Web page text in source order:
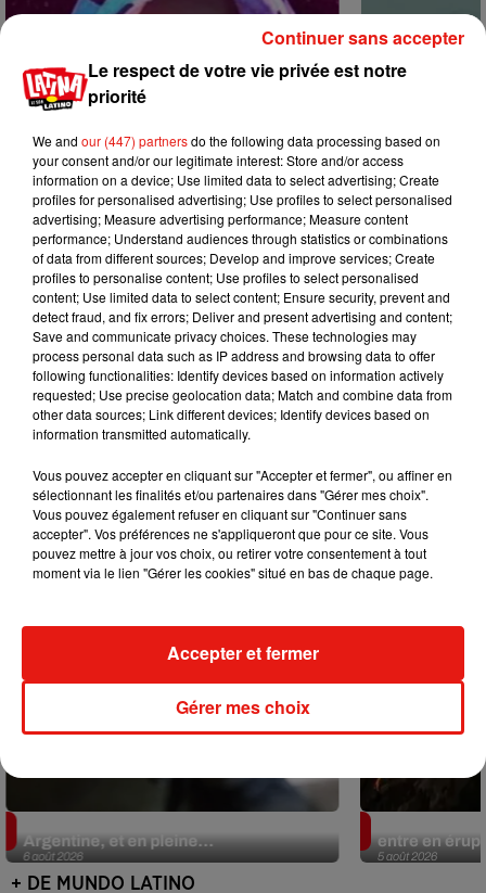
6 août 2026
Karol G dévoile la tracklist de son
nouvel album… avec des invités...
5 août 2026
Benny
Becky G sur
+ DE MUSIQUE
6 août 2026
Argentine, et en pleine...
5 août 2026
entre en
+ DE MUNDO LATINO
Le respect de votre vie privée est notre
priorité
We and our (447) partnersdo the following data processing based on
your consent and/or our legitimate interest: Store and/or access
information on a device; Use limited data to select advertising; Create
profiles for personalised advertising; Use profiles to select personalised
advertising; Measure advertising performance; Measure content
performance; Understand audiences through statistics or combinations
of data from different sources; Develop and improve services; Create
profiles to personalise content; Use profiles to select personalised
content; Use limited data to select content; Ensure security, prevent and
detect fraud, and fix errors; Deliver and present advertising and content;
Save and communicate privacy choices. These technologies may
process personal data such as IP address and browsing data to offer
following functionalities: Identify devices based on information actively
requested; Use precise geolocation data; Match and combine data from
other data sources; Link different devices; Identify devices based on
information transmitted automatically.
Vous pouvez accepter en cliquant sur "Accepter et fermer", ou affiner en
sélectionnant les finalités et/ou partenaires dans "Gérer mes choix".
Vous pouvez également refuser en cliquant sur "Continuer sans
accepter". Vos préférences ne s'appliqueront que pour ce site. Vous
pouvez mettre à jour vos choix, ou retirer votre consentement à tout
moment via le lien "Gérer les cookies" situé en bas de chaque page.
Gérer mes choix
Accepter et fermer
Continuer sans accepter